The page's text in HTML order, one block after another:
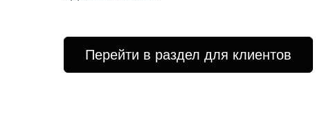
Перейти в раздел для клиентов